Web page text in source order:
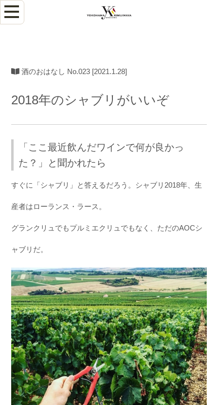
酒のおはなし No.023 [2021.1.28]
2018年のシャブリがいいぞ
「ここ最近飲んだワインで何が良かっ
た？」と聞かれたら
すぐに「シャブリ」と答えるだろう。シャブリ2018年、生
産者はローランス・ラース。
グランクリュでもプルミエクリュでもなく、ただのAOCシ
ャブリだ。